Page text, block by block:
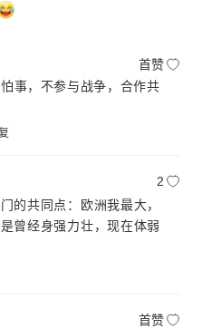
首赞
事，不参与战争，合作共
2
的共同点：欧洲我最大，
曾经身强力壮，现在体弱
首赞